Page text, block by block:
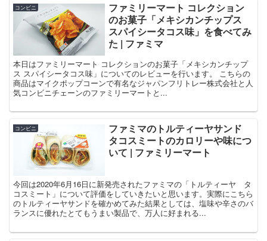
コンビニ
ファミリーマート コレクション
のお菓子「メキシカンチップス
スパイシータコス味」を食べてみ
た | ファミマ
本日はファミリーマート コレクションのお菓子「メキシカンチップ
ス スパイシータコス味」についてのレビューを行います。 こちらの
商品はマイクポップコーンで有名なジャパンフリトレー株式会社と人
気コンビニチェーンのファミリーマートと...
コンビニ
ファミマのトルティーヤサンド
タコスミートのカロリーや味につ
いて | ファミリーマート
今回は2020年6月16日に新発売されたファミマの「トルティーヤ タ
コスミート」について評価をしていきたいと思います。実際にこちら
のトルティーヤサンドを確かめてみた結果としては、塩味や辛さのバ
ランスに優れたとてもうまい製品で、万人に好まれる...